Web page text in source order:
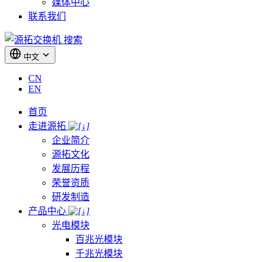
媒体中心
联系我们
搜索
中文
CN
EN
首页
走进源拓
企业简介
源拓文化
发展历程
荣誉资质
研发制造
产品中心
光电模块
百兆光模块
千兆光模块